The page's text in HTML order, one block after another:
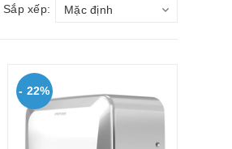
Sắp xếp: Mặc định
- 22%